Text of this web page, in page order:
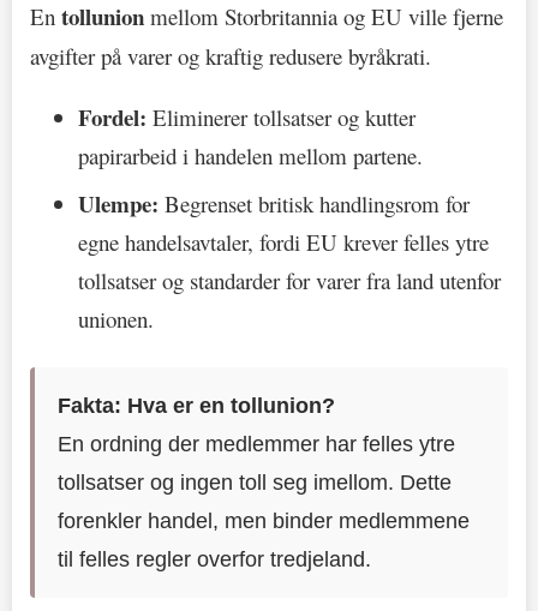
En tollunion mellom Storbritannia og EU ville fjerne
avgifter på varer og kraftig redusere byråkrati.
Fordel: Eliminerer tollsatser og kutter
papirarbeid i handelen mellom partene.
Ulempe: Begrenset britisk handlingsrom for
egne handelsavtaler, fordi EU krever felles ytre
tollsatser og standarder for varer fra land utenfor
unionen.
Fakta: Hva er en tollunion?
En ordning der medlemmer har felles ytre
tollsatser og ingen toll seg imellom. Dette
forenkler handel, men binder medlemmene
til felles regler overfor tredjeland.